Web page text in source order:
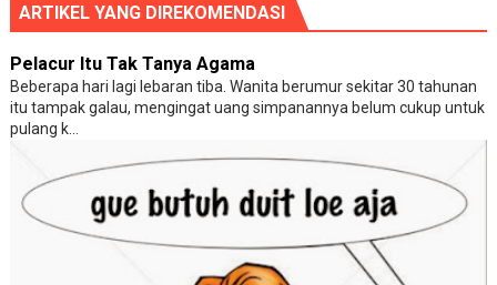
ARTIKEL YANG DIREKOMENDASI
Pelacur Itu Tak Tanya Agama
Beberapa hari lagi lebaran tiba. Wanita berumur sekitar 30 tahunan
itu tampak galau, mengingat uang simpanannya belum cukup untuk
pulang k...